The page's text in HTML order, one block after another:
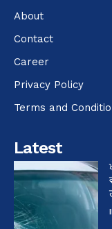
About
Contact
Career
Privacy Policy
Terms and
Latest